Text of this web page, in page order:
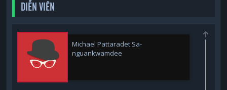
DIỄN VIÊN
Michael Pattaradet Sa-
nguankwamdee